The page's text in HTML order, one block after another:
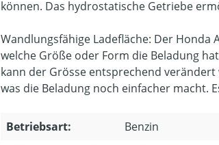
können. Das hydrostatische Getriebe
Wandlungsfähige Ladefläche: Der Honda
welche Größe oder Form die Beladung
kann der Grösse entsprechend
was die Beladung noch einfacher macht.
Betriebsart:
Benzin